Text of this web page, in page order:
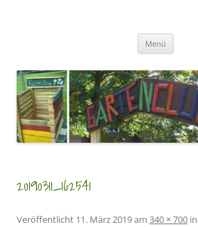
Menü
20190311_162541
Veröffentlicht 11. März 2019am 340 × 700 in